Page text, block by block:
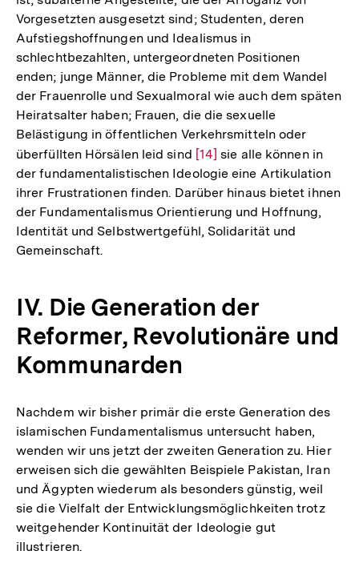
Vorgesetzten ausgesetzt sind; Studenten, deren
Aufstiegshoffnungen und Idealismus in
schlechtbezahlten, untergeordneten Positionen
enden; junge Männer, die Probleme mit dem Wandel
der Frauenrolle und Sexualmoral wie auch dem späten
Heiratsalter haben; Frauen, die die sexuelle
Belästigung in öffentlichen Verkehrsmitteln oder
überfüllten Hörsälen leid sind Zur
Auflösung
der
Fußnote
[14] sie alle können in
der fundamentalistischen Ideologie eine Artikulation
ihrer Frustrationen finden. Darüber hinaus bietet ihnen
der Fundamentalismus Orientierung und Hoffnung,
Identität und Selbstwertgefühl, Solidarität und
Gemeinschaft.
IV. Die Generation der
Reformer, Revolutionäre und
Kommunarden
Nachdem wir bisher primär die erste Generation des
islamischen Fundamentalismus untersucht haben,
wenden wir uns jetzt der zweiten Generation zu. Hier
erweisen sich die gewählten Beispiele Pakistan, Iran
und Ägypten wiederum als besonders günstig, weil
sie die Vielfalt der Entwicklungsmöglichkeiten trotz
weitgehender Kontinuität der Ideologie gut
illustrieren.